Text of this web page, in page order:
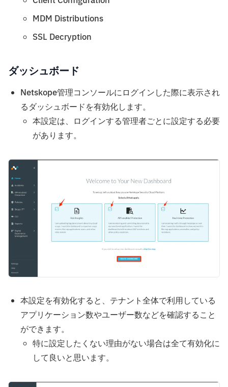
MDM Distributions
SSL Decryption
ダッシュボード
Netskope管理コンソールにログインした際に表示され
るダッシュボードを有効化します。
本設定は、ログインする管理者ごとに設定する必要
があります。
本設定を有効化すると、テナント全体で利用している
アプリケーション数やユーザー数などを確認すること
ができます。
特に設定したくない理由がない場合は全て有効化に
して良いと思います。